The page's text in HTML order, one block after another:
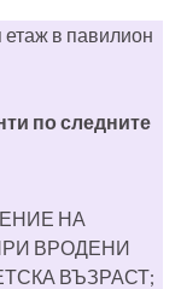
етаж в павилион
по следните
НА
ВРОДЕНИ
ВЪЗРАСТ;